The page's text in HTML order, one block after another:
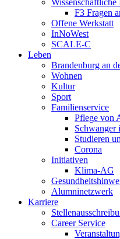
Wissenschaftliche
F3 Fragen
Offene Werkstatt
InNoWest
SCALE-C
Leben
Brandenburg an
Wohnen
Kultur
Sport
Familienservice
Pflege von
Schwanger
Studieren
Corona
Initiativen
Klima-AG
Alumninetzwerk
Karriere
Career Service